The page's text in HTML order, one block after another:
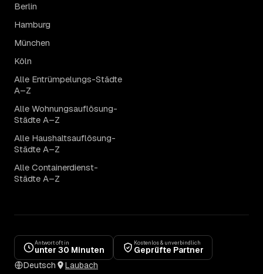
Berlin
Hamburg
München
Köln
Alle Entrümpelungs-Städte
A–Z
Alle Wohnungsauflösung-
Städte A–Z
Alle Haushaltsauflösung-
Städte A–Z
Alle Containerdienst-
Städte A–Z
Antwort oft in
unter 30 Minuten
Kostenlos & unverbindlich
Geprüfte Partner
Deutsch
Laubach